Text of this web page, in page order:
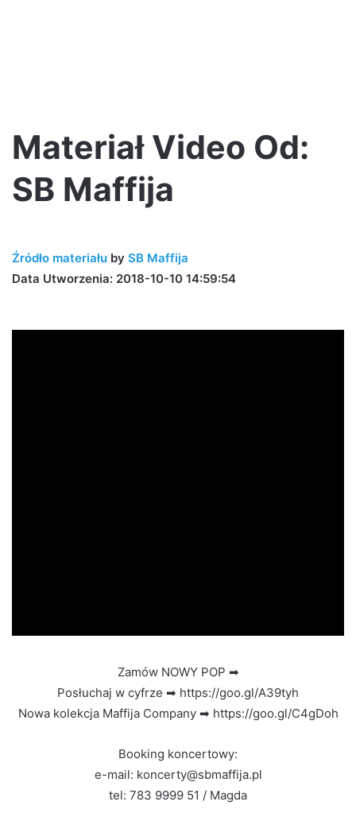
Materiał Video Od:
SB Maffija
Źródło materiału by SB Maffija
Data Utworzenia: 2018-10-10 14:59:54
Zamów NOWY POP ➡
Posłuchaj w cyfrze ➡ https://goo.gl/A39tyh
Nowa kolekcja Maffija Company ➡ https://goo.gl/C4gDoh
Booking koncertowy:
e-mail: koncerty@sbmaffija.pl
tel: 783 9999 51 / Magda